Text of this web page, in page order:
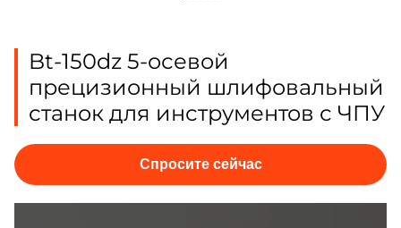
Bt-150dz 5-осевой
прецизионный шлифовальный
станок для инструментов с ЧПУ
Спросите сейчас